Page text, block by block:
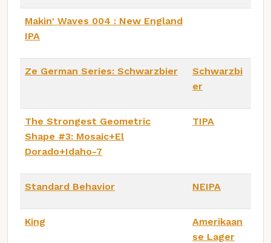
Makin' Waves 004 : New England
IPA
Ze German Series: Schwarzbier
Schwarzbi
er
The Strongest Geometric
Shape #3: Mosaic+El
Dorado+Idaho-7
TIPA
Standard Behavior NEIPA
King
Amerikaan
se Lager